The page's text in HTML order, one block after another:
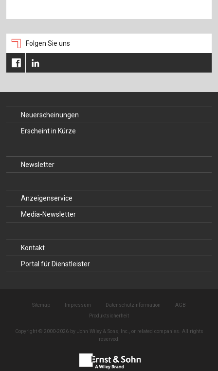
Folgen Sie uns
Neuerscheinungen
Erscheint in Kürze
Newsletter
Anzeigenservice
Media-Newsletter
Kontakt
Portal für Dienstleister
Sitemap Impressum Datenschutzinformation
AGB
Produktsicherheit
Copyright © 2000-2026 by John Wiley & Sons, Inc., or related companies. All rights
reserved.